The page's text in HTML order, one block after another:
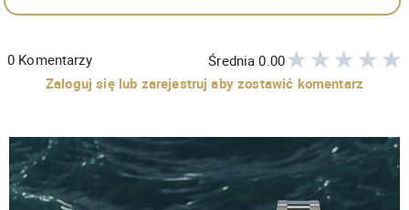
0 Komentarzy Średnia0.00
Zaloguj się lub zarejestruj aby zostawić komentarz